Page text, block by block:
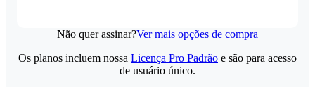
Não quer assinar?Ver mais opções de compra
Os planos incluem nossa Licença Pro Padrão e são para acesso
de usuário único.